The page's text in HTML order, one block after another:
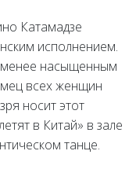
Катамадзе
исполнением.
насыщенным
всех женщин
носит этот
в Китай» в зале
танце.